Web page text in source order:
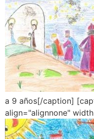
a 9 años[/caption]
align="alignnone"